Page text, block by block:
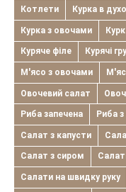
Котлети Курка в
Курка з овочами
Куряче філе Курячі
М'ясо з овочами
Овочевий салат
Риба запечена Риба
Салат з капусти
Салат з сиром
Салати на швидку руку